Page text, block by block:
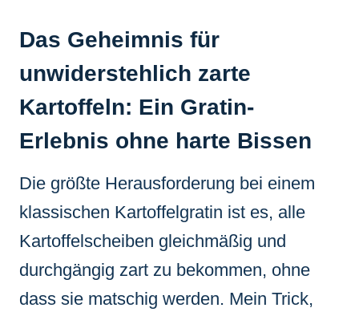
Das Geheimnis für
unwiderstehlich zarte
Kartoffeln: Ein Gratin-
Erlebnis ohne harte Bissen
Die größte Herausforderung bei einem
klassischen Kartoffelgratin ist es, alle
Kartoffelscheiben gleichmäßig und
durchgängig zart zu bekommen, ohne
dass sie matschig werden. Mein Trick,